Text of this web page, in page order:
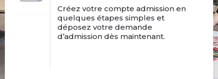
Créez votre compte admission en
quelques étapes simples et
déposez votre demande
d’admission dès maintenant.